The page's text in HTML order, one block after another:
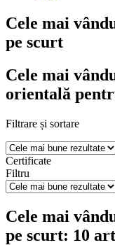
Cele mai
pe scurt
Cele mai
orientală
Filtrare și sortare
Certificate
Filtru
Cele mai
pe scurt: 10